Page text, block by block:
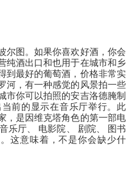
尔图。如果你喜欢好酒，你会
纯酒出口和也用于在城市和乡
到最好的葡萄酒，价格非常实
河，有一种感觉的风景拍一些
市你可以拍照的安吉洛德腌制
前的显示在音乐厅举行。此
，是因维克塔角色的第一部电
乐厅、 电影院、 剧院、 图书
这意味着，不是你会缺少什